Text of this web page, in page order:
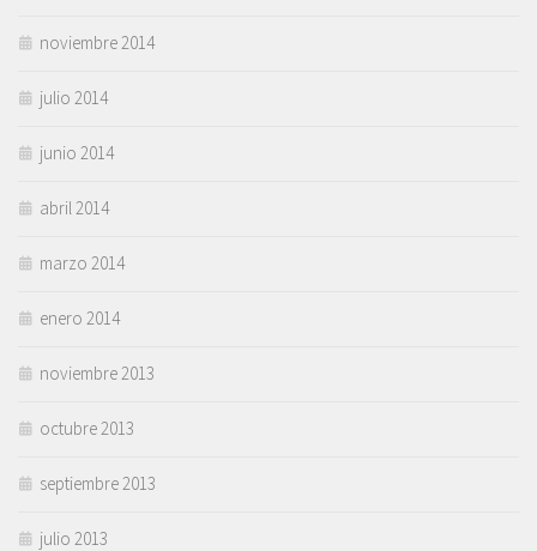
noviembre 2014
julio 2014
junio 2014
abril 2014
marzo 2014
enero 2014
noviembre 2013
octubre 2013
septiembre 2013
julio 2013